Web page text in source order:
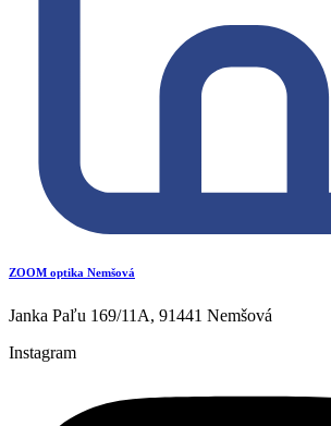
ZOOM optika Nemšová
Janka Paľu 169/11A, 91441 Nemšová
Instagram